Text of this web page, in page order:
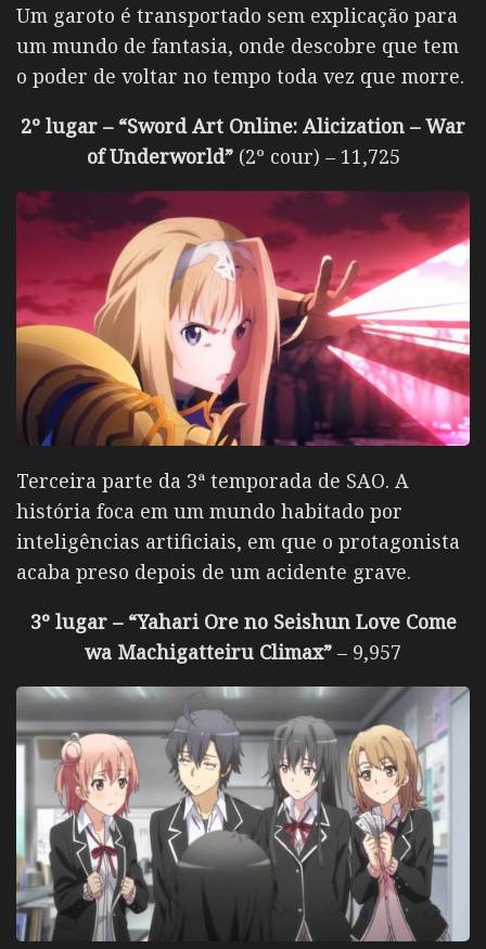
Um garoto é transportado sem explicação para
um mundo de fantasia, onde descobre que tem
o poder de voltar no tempo toda vez que morre.
2º lugar – “Sword Art Online: Alicization – War
of Underworld”(2º cour) – 11,725
Terceira parte da 3ª temporada de SAO. A
história foca em um mundo habitado por
inteligências artificiais, em que o protagonista
acaba preso depois de um acidente grave.
3º lugar – “Yahari Ore no Seishun Love Come
wa Machigatteiru Climax” – 9,957